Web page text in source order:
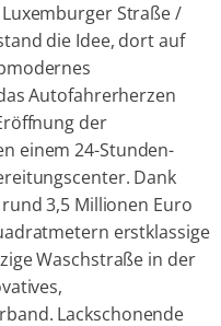
Straße /
die Idee, dort auf
Autofahrerherzen
der
einem 24-Stunden-
Dank
3,5 Millionen Euro
erstklassige
Waschstraße in der
Lackschonende